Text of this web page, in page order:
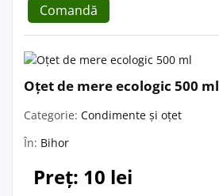
Comandă
Oțet de mere ecologic 500 ml
Categorie: Condimente și oțet
În: Bihor
Preț: 10 lei